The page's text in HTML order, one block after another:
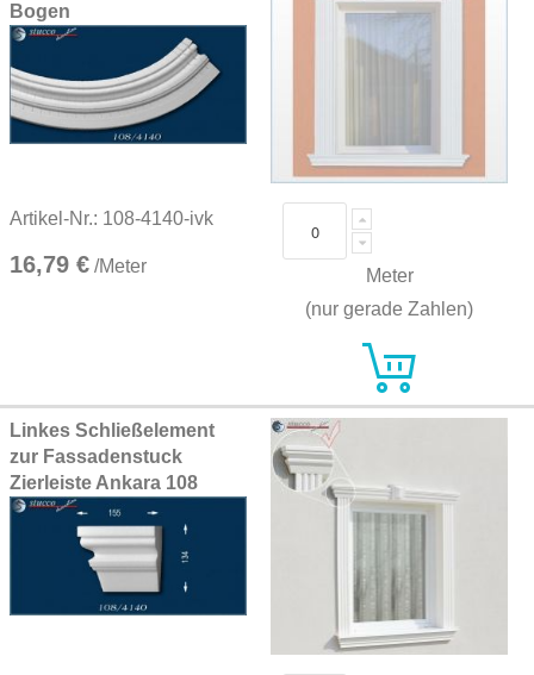
Bogen
Artikel-Nr.: 108-4140-ivk
16,79 € /Meter
Meter
(nur gerade Zahlen)
Linkes Schließelement
zur Fassadenstuck
Zierleiste Ankara 108